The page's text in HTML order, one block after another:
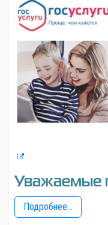
Уважаемые
Подробнее...